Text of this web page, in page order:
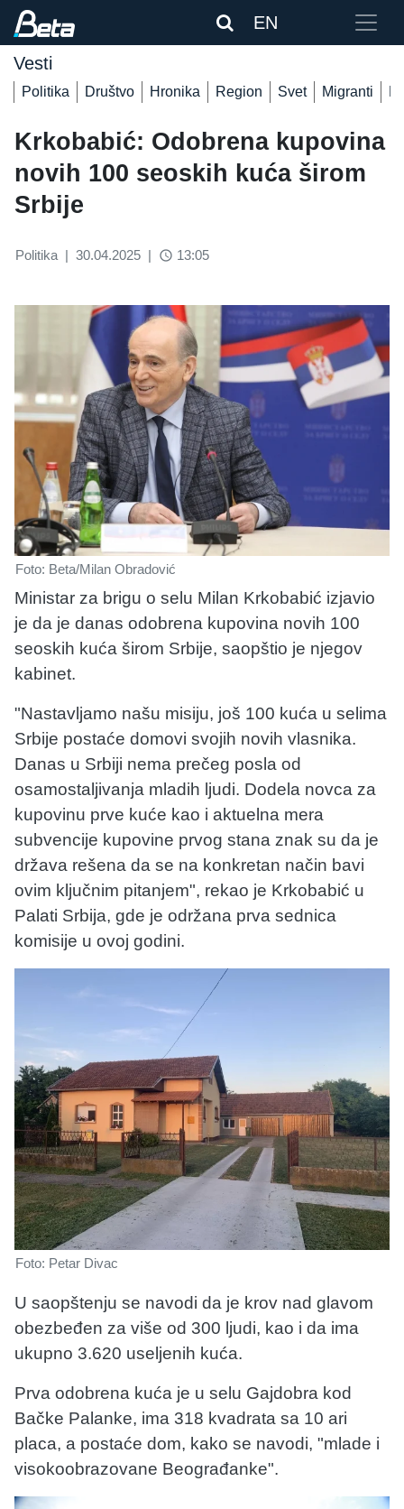
EN
Vesti
Politika Društvo Hronika Region Svet Migranti
Krkobabić: Odobrena kupovina
novih 100 seoskih kuća širom
Srbije
Politika | 30.04.2025 | access_time 13:05
Foto: Beta/Milan Obradović
Ministar za brigu o selu Milan Krkobabić izjavio
je da je danas odobrena kupovina novih 100
seoskih kuća širom Srbije, saopštio je njegov
kabinet.
"Nastavljamo našu misiju, još 100 kuća u selima
Srbije postaće domovi svojih novih vlasnika.
Danas u Srbiji nema prečeg posla od
osamostaljivanja mladih ljudi. Dodela novca za
kupovinu prve kuće kao i aktuelna mera
subvencije kupovine prvog stana znak su da je
država rešena da se na konkretan način bavi
ovim ključnim pitanjem", rekao je Krkobabić u
Palati Srbija, gde je održana prva sednica
komisije u ovoj godini.
Foto: Petar Divac
U saopštenju se navodi da je krov nad glavom
obezbeđen za više od 300 ljudi, kao i da ima
ukupno 3.620 useljenih kuća.
Prva odobrena kuća je u selu Gajdobra kod
Bačke Palanke, ima 318 kvadrata sa 10 ari
placa, a postaće dom, kako se navodi, "mlade i
visokoobrazovane Beograđanke".